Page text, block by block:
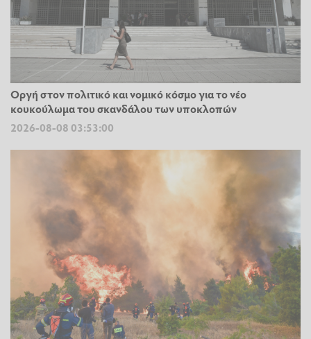
Οργή στον πολιτικό και νομικό κόσμο για το νέο
κουκούλωμα του σκανδάλου των υποκλοπών
2026-08-08 03:53:00